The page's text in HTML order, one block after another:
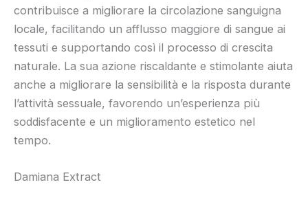
contribuisce a migliorare la circolazione sanguigna
locale, facilitando un afflusso maggiore di sangue ai
tessuti e supportando così il processo di crescita
naturale. La sua azione riscaldante e stimolante aiuta
anche a migliorare la sensibilità e la risposta durante
l’attività sessuale, favorendo un’esperienza più
soddisfacente e un miglioramento estetico nel
tempo.
Damiana Extract